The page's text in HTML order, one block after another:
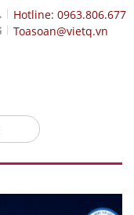
Hotline: 0963.806.677
Toasoan@vietq.vn